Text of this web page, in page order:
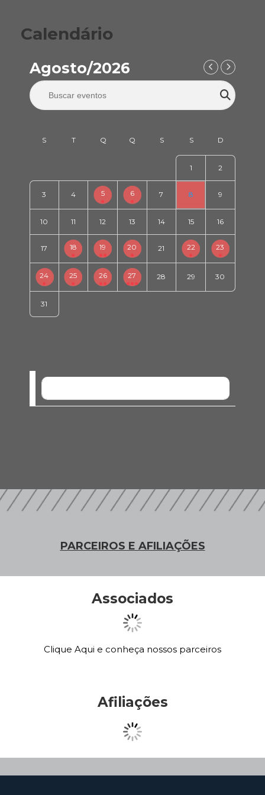
Calendário
Agosto/2026
1 2
3 4 5 6 7 8 9
10 11 12 13 14 15 16
17 18 19 20 21 22 23
24 25 26 27 28 29 30
31
PARCEIROS E AFILIAÇÕES
Associados
Clique Aqui e conheça nossos parceiros
Afiliações